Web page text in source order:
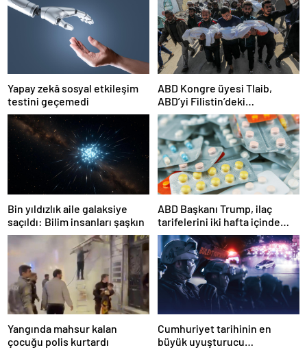
Yapay zekâ sosyal etkileşim
testini geçemedi
ABD Kongre üyesi Tlaib,
ABD’yi Filistin’deki
“soykırımda suç ortağı”
olmakla itham etti
Bin yıldızlık aile galaksiye
saçıldı: Bilim insanları şaşkın
ABD Başkanı Trump, ilaç
tarifelerini iki hafta içinde
açıklayacağını söyledi
Yangında mahsur kalan
çocuğu polis kurtardı
Cumhuriyet tarihinin en
büyük uyuşturucu